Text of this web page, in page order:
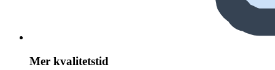
Mer kvalitetstid